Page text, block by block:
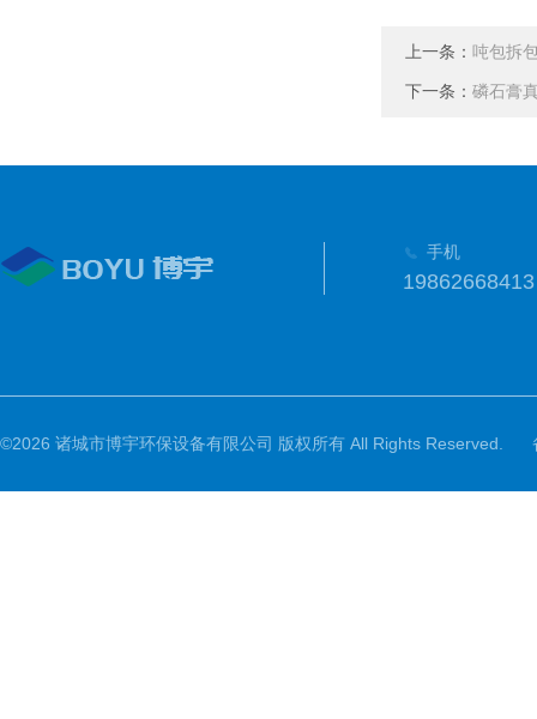
上一条： 吨包拆
下一条： 磷石膏
手机
19862668413
©2026 诸城市博宇环保设备有限公司 版权所有 All Rights Reserved.